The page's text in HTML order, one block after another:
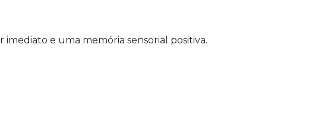
e uma memória sensorial positiva.